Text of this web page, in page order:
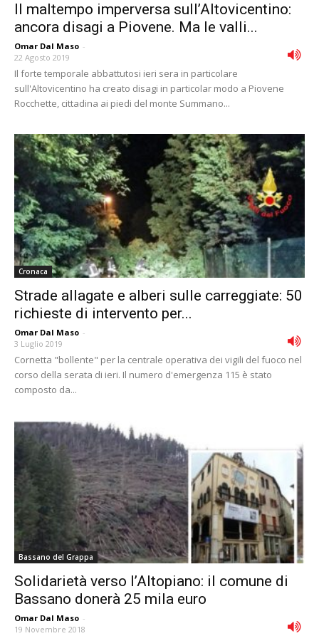
Il maltempo imperversa sull’Altovicentino:
ancora disagi a Piovene. Ma le valli...
Omar Dal Maso -
22 Agosto 2019
Il forte temporale abbattutosi ieri sera in particolare
sull'Altovicentino ha creato disagi in particolar modo a Piovene
Rocchette, cittadina ai piedi del monte Summano...
Cronaca
Strade allagate e alberi sulle carreggiate: 50
richieste di intervento per...
Omar Dal Maso -
3 Luglio 2019
Cornetta "bollente" per la centrale operativa dei vigili del fuoco nel
corso della serata di ieri. Il numero d'emergenza 115 è stato
composto da...
Bassano del Grappa
Solidarietà verso l’Altopiano: il comune di
Bassano donerà 25 mila euro
Omar Dal Maso -
19 Novembre 2018